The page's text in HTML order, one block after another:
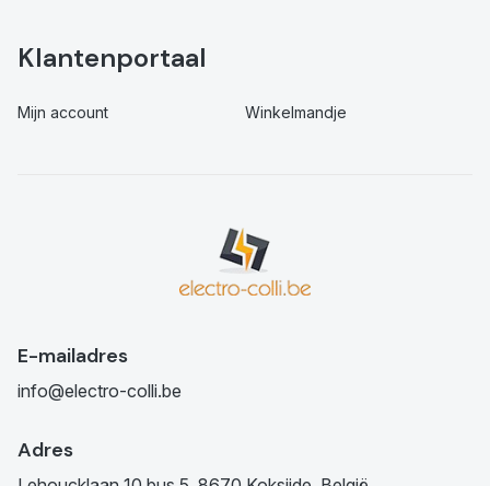
Klantenportaal
Mijn account Winkelmandje
E-mailadres
info@electro-colli.be
Adres